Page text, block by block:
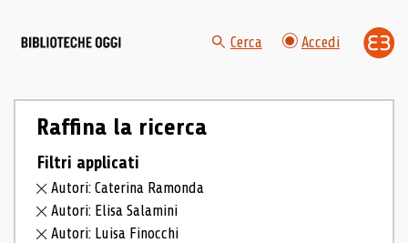
Cerca Accedi
Raffina la ricerca
Filtri applicati
Autori: Caterina Ramonda
Autori: Elisa Salamini
Autori: Luisa Finocchi